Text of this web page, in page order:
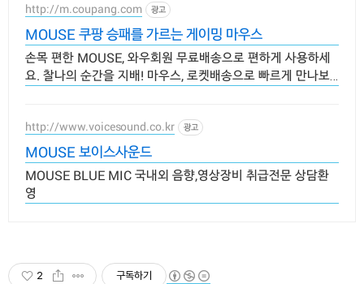
http://m.coupang.com 광고
MOUSE 쿠팡 승패를 가르는 게이밍 마우스
손목 편한 MOUSE, 와우회원 무료배송으로 편하게 사용하세
요. 찰나의 순간을 지배! 마우스, 로켓배송으로 빠르게 만나보
http://www.voicesound.co.kr 광고
MOUSE 보이스사운드
MOUSE BLUE MIC 국내외 음향,영상장비 취급전문 상담환
영
2 구독하기